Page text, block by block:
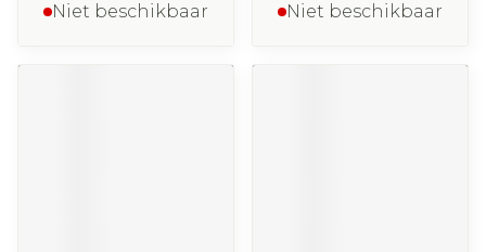
Niet beschikbaar Niet beschikbaar